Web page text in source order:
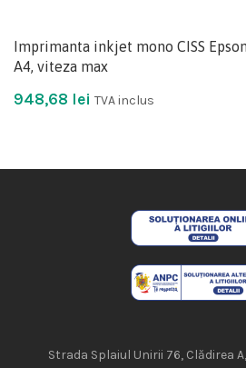
Imprimanta inkjet mono CISS
A4, viteza max
948,68 lei TVA inclus
Strada Splaiul Unirii 76, Clădirea